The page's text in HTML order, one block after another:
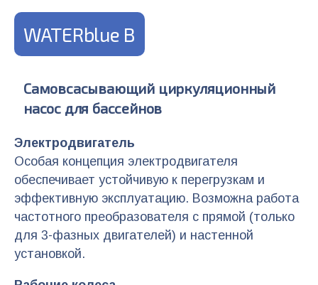
WATERblue B
Самовсасывающий циркуляционный
насос для бассейнов
Электродвигатель
Особая концепция электродвигателя
обеспечивает устойчивую к перегрузкам и
эффективную эксплуатацию. Возможна работа
частотного преобразователя с прямой (только
для 3-фазных двигателей) и настенной
установкой.